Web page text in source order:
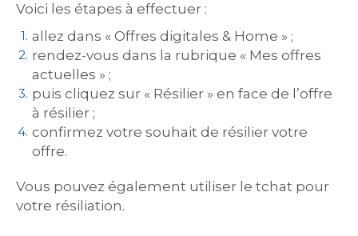
Voici les étapes à effectuer :
allez dans « Offres digitales & Home » ;
rendez-vous dans la rubrique « Mes offres
actuelles » ;
puis cliquez sur « Résilier » en face de l’offre
à résilier ;
confirmez votre souhait de résilier votre
offre.
Vous pouvez également utiliser le tchat pour
votre résiliation.